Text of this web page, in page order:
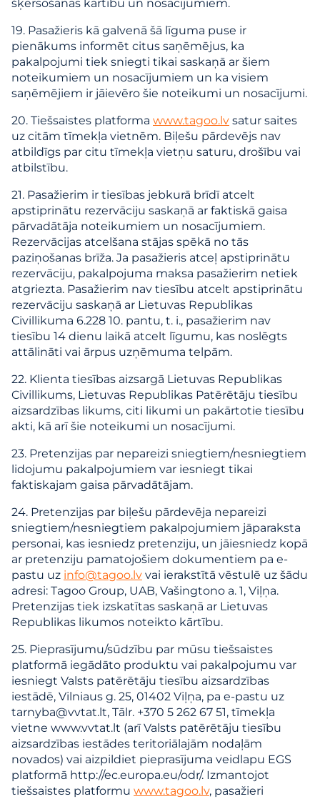
šķērsošanas kārtību un nosacījumiem.
19. Pasažieris kā galvenā šā līguma puse ir
pienākums informēt citus saņēmējus, ka
pakalpojumi tiek sniegti tikai saskaņā ar šiem
noteikumiem un nosacījumiem un ka visiem
saņēmējiem ir jāievēro šie noteikumi un nosacījumi.
20. Tiešsaistes platforma www.tagoo.lv satur saites
uz citām tīmekļa vietnēm. Biļešu pārdevējs nav
atbildīgs par citu tīmekļa vietņu saturu, drošību vai
atbilstību.
21. Pasažierim ir tiesības jebkurā brīdī atcelt
apstiprinātu rezervāciju saskaņā ar faktiskā gaisa
pārvadātāja noteikumiem un nosacījumiem.
Rezervācijas atcelšana stājas spēkā no tās
paziņošanas brīža. Ja pasažieris atceļ apstiprinātu
rezervāciju, pakalpojuma maksa pasažierim netiek
atgriezta. Pasažierim nav tiesību atcelt apstiprinātu
rezervāciju saskaņā ar Lietuvas Republikas
Civillikuma 6.228 10. pantu, t. i., pasažierim nav
tiesību 14 dienu laikā atcelt līgumu, kas noslēgts
attālināti vai ārpus uzņēmuma telpām.
22. Klienta tiesības aizsargā Lietuvas Republikas
Civillikums, Lietuvas Republikas Patērētāju tiesību
aizsardzības likums, citi likumi un pakārtotie tiesību
akti, kā arī šie noteikumi un nosacījumi.
23. Pretenzijas par nepareizi sniegtiem/nesniegtiem
lidojumu pakalpojumiem var iesniegt tikai
faktiskajam gaisa pārvadātājam.
24. Pretenzijas par biļešu pārdevēja nepareizi
sniegtiem/nesniegtiem pakalpojumiem jāparaksta
personai, kas iesniedz pretenziju, un jāiesniedz kopā
ar pretenziju pamatojošiem dokumentiem pa e-
pastu uz info@tagoo.lv vai ierakstītā vēstulē uz šādu
adresi: Tagoo Group, UAB, Vašingtono a. 1, Viļņa.
Pretenzijas tiek izskatītas saskaņā ar Lietuvas
Republikas likumos noteikto kārtību.
25. Pieprasījumu/sūdzību par mūsu tiešsaistes
platformā iegādāto produktu vai pakalpojumu var
iesniegt Valsts patērētāju tiesību aizsardzības
iestādē, Vilniaus g. 25, 01402 Viļņa, pa e-pastu uz
tarnyba@vvtat.lt, Tālr. +370 5 262 67 51, tīmekļa
vietne www.vvtat.lt (arī Valsts patērētāju tiesību
aizsardzības iestādes teritoriālajām nodaļām
novados) vai aizpildiet pieprasījuma veidlapu EGS
platformā http://ec.europa.eu/odr/. Izmantojot
tiešsaistes platformu www.tagoo.lv, pasažieri